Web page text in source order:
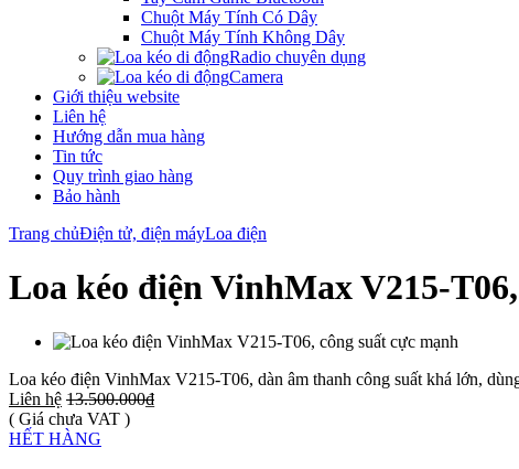
Chuột Máy Tính Có Dây
Chuột Máy Tính Không Dây
Radio chuyên dụng
Camera
Giới thiệu website
Liên hệ
Hướng dẫn mua hàng
Tin tức
Quy trình giao hàng
Bảo hành
Trang chủĐiện tử, điện máyLoa điện
Loa kéo điện VinhMax V215-
Loa kéo điện VinhMax V215-T06, dàn âm thanh công suất khá lớn,
Liên hệ 13.500.000₫
( Giá chưa VAT )
HẾT HÀNG